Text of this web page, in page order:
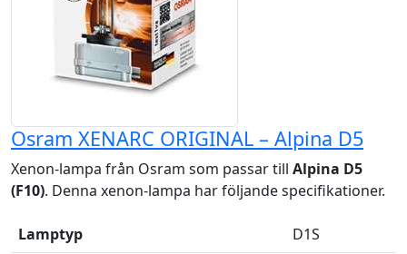
Osram XENARC ORIGINAL – Alpina D5
Xenon-lampa från Osram som passar till Alpina D5
(F10). Denna xenon-lampa har följande specifikationer.
Lamptyp
D1S